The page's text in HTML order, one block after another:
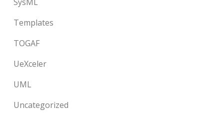
Templates
TOGAF
UeXceler
UML
Uncategorized